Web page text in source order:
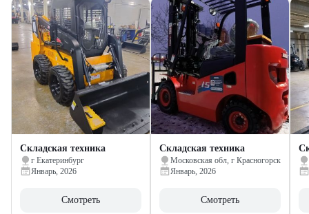
Складская техника
г Екатеринбург
Январь, 2026
Смотреть
Складская техника
Московская обл, г Красногорск
Январь, 2026
Смотреть